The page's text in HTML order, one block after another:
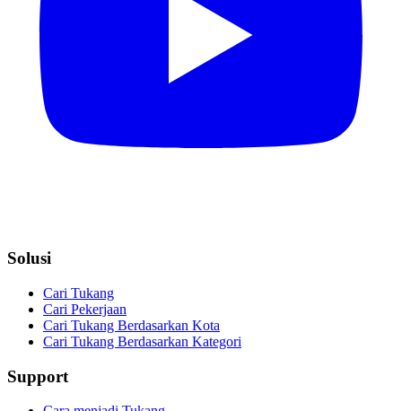
Solusi
Cari Tukang
Cari Pekerjaan
Cari Tukang Berdasarkan Kota
Cari Tukang Berdasarkan Kategori
Support